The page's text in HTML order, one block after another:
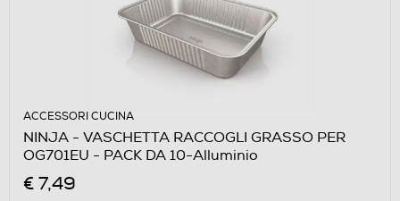
ACCESSORI CUCINA
NINJA - VASCHETTA RACCOGLI GRASSO PER
OG701EU - PACK DA 10-Alluminio
€ 7,49